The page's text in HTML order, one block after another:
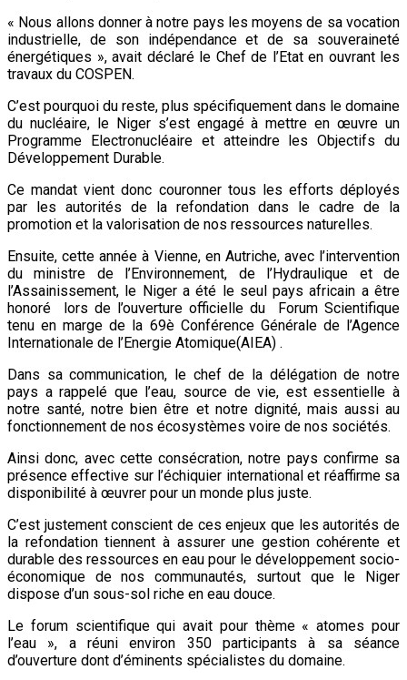
« Nous allons donner à notre pays les moyens de sa vocation
industrielle, de son indépendance et de sa souveraineté
énergétiques », avait déclaré le Chef de l’Etat en ouvrant les
travaux du COSPEN.
C’est pourquoi du reste, plus spécifiquement dans le domaine
du nucléaire, le Niger s’est engagé à mettre en œuvre un
Programme Electronucléaire et atteindre les Objectifs du
Développement Durable.
Ce mandat vient donc couronner tous les efforts déployés
par les autorités de la refondation dans le cadre de la
promotion et la valorisation de nos ressources naturelles.
Ensuite, cette année à Vienne, en Autriche, avec l’intervention
du ministre de l’Environnement, de l’Hydraulique et de
l’Assainissement, le Niger a été le seul pays africain a être
honoré lors de l’ouverture officielle du Forum Scientifique
tenu en marge de la 69è Conférence Générale de l’Agence
Internationale de l’Energie Atomique(AIEA) .
Dans sa communication, le chef de la délégation de notre
pays a rappelé que l’eau, source de vie, est essentielle à
notre santé, notre bien être et notre dignité, mais aussi au
fonctionnement de nos écosystèmes voire de nos sociétés.
Ainsi donc, avec cette consécration, notre pays confirme sa
présence effective sur l’échiquier international et réaffirme sa
disponibilité à œuvrer pour un monde plus juste.
C’est justement conscient de ces enjeux que les autorités de
la refondation tiennent à assurer une gestion cohérente et
durable des ressources en eau pour le développement socio-
économique de nos communautés, surtout que le Niger
dispose d’un sous-sol riche en eau douce.
Le forum scientifique qui avait pour thème « atomes pour
l’eau », a réuni environ 350 participants à sa séance
d’ouverture dont d’éminents spécialistes du domaine.